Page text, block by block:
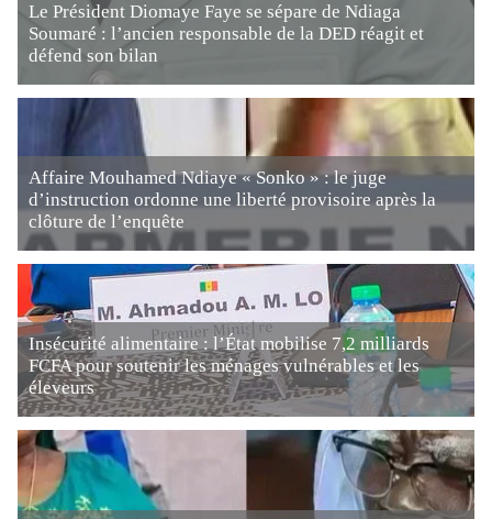
Le Président Diomaye Faye se sépare de Ndiaga
Soumaré : l’ancien responsable de la DED réagit et
défend son bilan
Affaire Mouhamed Ndiaye « Sonko » : le juge
d’instruction ordonne une liberté provisoire après la
clôture de l’enquête
Insécurité alimentaire : l’État mobilise 7,2 milliards
FCFA pour soutenir les ménages vulnérables et les
éleveurs